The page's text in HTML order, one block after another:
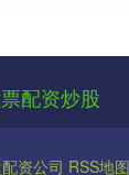
配资炒股
资公司 RSS地图